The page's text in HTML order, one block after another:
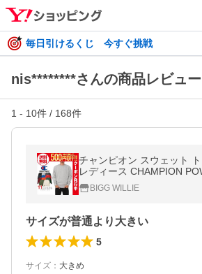
毎日引けるくじ 今すぐ挑戦
nis********さんの商品レビュー
1 - 10件 / 168件
チャンピオン スウェット
レディース CHAMPION POWERBLEND US
限定モデル 裏起毛
BIGG WILLIE
サイズが普通より大きい
5
サイズ ： 大きめ